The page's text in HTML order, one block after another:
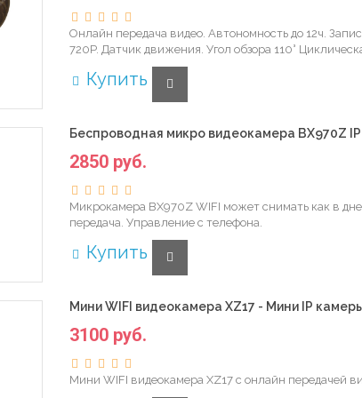
Онлайн передача видео. Автономность до 12ч.
720P. Датчик движения. Угол обзора 110°
Купить
Беспроводная микро видеокамера BX970Z
2850 руб.
Микрокамера BX970Z WIFI может снимать как в
передача. Управление с телефона.
Купить
Мини WIFI видеокамера XZ17 - Мини IP
3100 руб.
Мини WIFI видеокамера XZ17 с онлайн передачей